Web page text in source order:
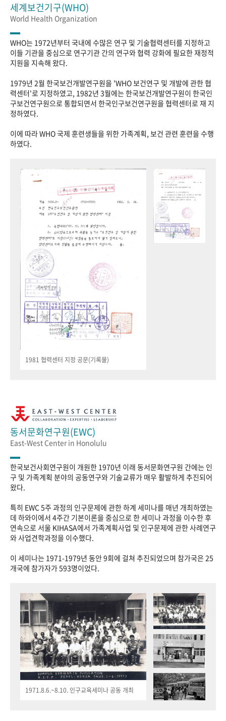
세계보건기구(WHO)
World Health Organization
WHO는 1972년부터 국내에 수많은 연구 및 기술협력센터를 지정하고
이들 기관을 중심으로 연구기관 간의 연구와 협력 강화에 필요한 재정적
지원을 지속해 왔다.
1979년 2월 한국보건개발연구원을 'WHO 보건연구 및 개발에 관한 협
력센터'로 지정하였고, 1982년 3월에는 한국보건개발연구원이 한국인
구보건연구원으로 통합되면서 한국인구보건연구원을 협력센터로 재 지
정하였다.
이에 따라 WHO 국제 훈련생들을 위한 가족계획, 보건 관련 훈련을 수행
하였다.
1981 협력센터 지정 공문(기록물)
동서문화연구원(EWC)
East-West Center in Honolulu
한국보건사회연구원이 개원한 1970년 이래 동서문화연구원 간에는 인
구 및 가족계획 분야의 공동연구와 기술교류가 매우 활발하게 추진되어
왔다.
특히 EWC 5주 과정의 인구문제에 관한 하계 세미나를 매년 개최하였는
데 하와이에서 4주간 기본이론을 중심으로 한 세미나 과정을 이수한 후
연속으로 서울 KIHASA에서 가족계획사업 및 인구문제에 관한 사례연구
와 사업견학과정을 이수했다.
이 세미나는 1971-1979년 동안 9회에 걸쳐 추진되었으며 참가국은 25
개국에 참가자가 593명이었다.
1971.8.6.~8.10. 인구교육세미나 공동 개최